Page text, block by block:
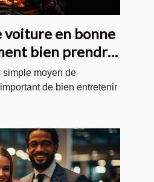
voiture en bonne
bien prendre
?
simple moyen de
de bien entretenir